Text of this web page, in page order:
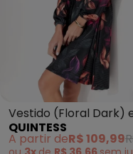
Vestido (Floral Dark)
Malha Texturizada
QUINTESS
A partir deR$ 109,99